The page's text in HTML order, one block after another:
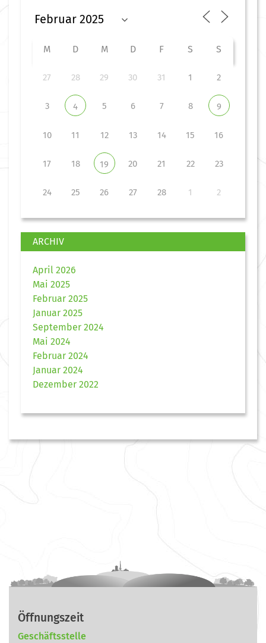
M D M D F S S
27 28 29 30 31 1 2
3 4 5 6 7 8 9
10 11 12 13 14 15 16
17 18 19 20 21 22 23
24 25 26 27 28 1 2
ARCHIV
April 2026
Mai 2025
Februar 2025
Januar 2025
September 2024
Mai 2024
Februar 2024
Januar 2024
Dezember 2022
Öffnungszeit
Geschäftsstelle